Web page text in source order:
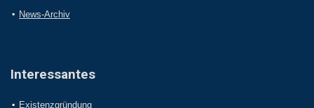
News-Archiv
Interessantes
Existenzgründung